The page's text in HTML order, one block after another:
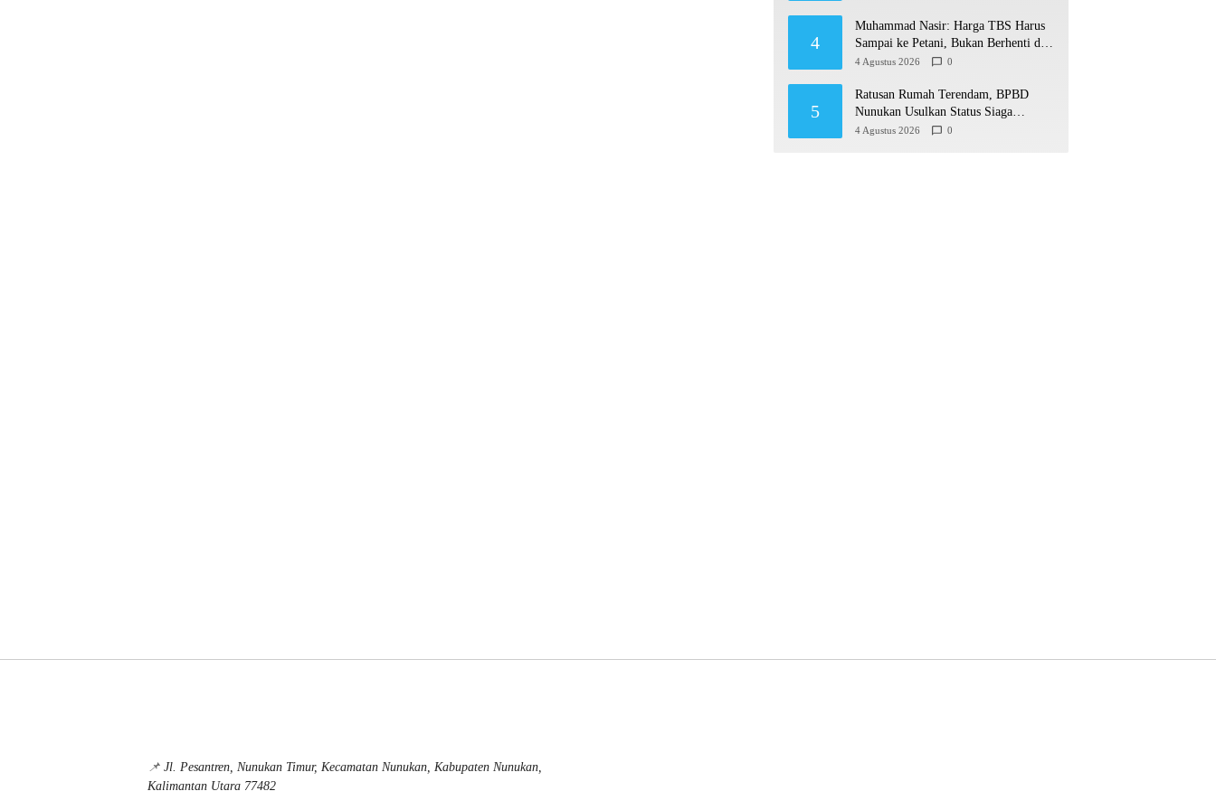
4
Muhammad Nasir: Harga TBS Harus
Sampai ke Petani, Bukan Berhenti di
Ruang Rapat
4 Agustus 2026 0
5
Ratusan Rumah Terendam, BPBD
Nunukan Usulkan Status Siaga
Darurat Bencana Hidrometeorologi
4 Agustus 2026 0
📌 Jl. Pesantren, Nunukan Timur, Kecamatan Nunukan, Kabupaten Nunukan,
Kalimantan Utara 77482